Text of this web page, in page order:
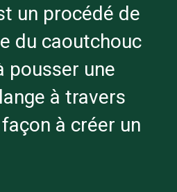
le moulin.
de deux
tournant en
de l’autre et de
conçus pour
de caoutchouc
L’intérieur des
un procédé de
du caoutchouc
pousser une
à travers
à créer un